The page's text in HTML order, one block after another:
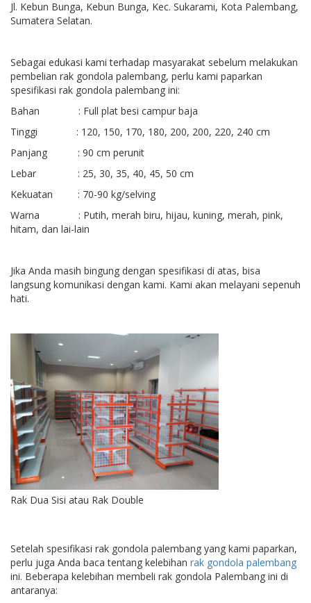
Jl. Kebun Bunga, Kebun Bunga, Kec. Sukarami, Kota Palembang,
Sumatera Selatan.
Sebagai edukasi kami terhadap masyarakat sebelum melakukan
pembelian rak gondola palembang, perlu kami paparkan
spesifikasi rak gondola palembang ini:
Bahan : Full plat besi campur baja
Tinggi : 120, 150, 170, 180, 200, 200, 220, 240 cm
Panjang : 90 cm perunit
Lebar : 25, 30, 35, 40, 45, 50 cm
Kekuatan : 70-90 kg/selving
Warna : Putih, merah biru, hijau, kuning, merah, pink,
hitam, dan lai-lain
Jika Anda masih bingung dengan spesifikasi di atas, bisa
langsung komunikasi dengan kami. Kami akan melayani sepenuh
hati.
Rak Dua Sisi atau Rak Double
Setelah spesifikasi rak gondola palembang yang kami paparkan,
perlu juga Anda baca tentang kelebihan rak gondola palembang
ini. Beberapa kelebihan membeli rak gondola Palembang ini di
antaranya: